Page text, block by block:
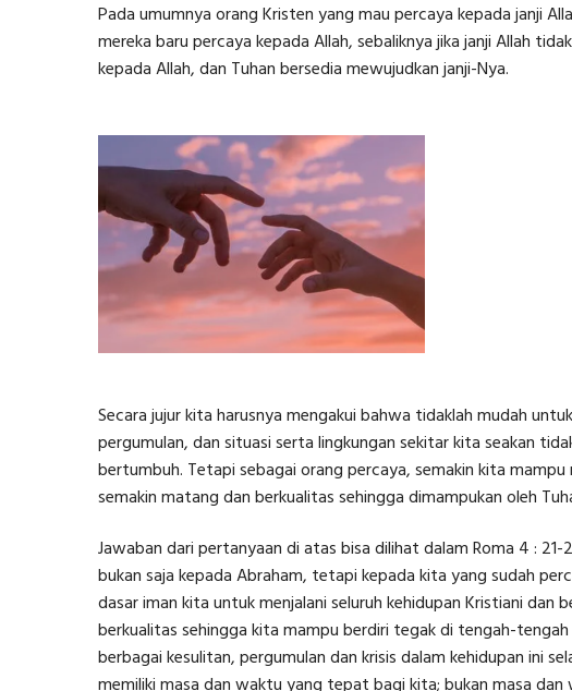
Pada umumnya orang Kristen yang mau percaya kepada janji
mereka baru percaya kepada Allah, sebaliknya jika janji Allah
kepada Allah, dan Tuhan bersedia mewujudkan janji-Nya.
Secara jujur kita harusnya mengakui bahwa tidaklah mudah
pergumulan, dan situasi serta lingkungan sekitar kita seakan
bertumbuh. Tetapi sebagai orang percaya, semakin kita
semakin matang dan berkualitas sehingga dimampukan oleh
Jawaban dari pertanyaan di atas bisa dilihat dalam Roma 4 :
bukan saja kepada Abraham, tetapi kepada kita yang sudah
dasar iman kita untuk menjalani seluruh kehidupan Kristiani
berkualitas sehingga kita mampu berdiri tegak di tengah-
berbagai kesulitan, pergumulan dan krisis dalam kehidupan ini